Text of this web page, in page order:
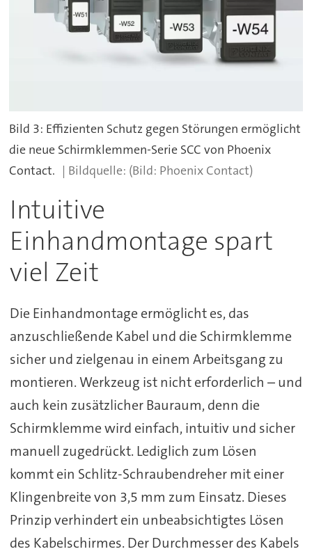
Bild 3: Effizienten Schutz gegen Störungen ermöglicht
die neue Schirmklemmen-Serie SCC von Phoenix
Contact.
(Bild: Phoenix Contact)
Intuitive
Einhandmontage spart
viel Zeit
Die Einhandmontage ermöglicht es, das
anzuschließende Kabel und die Schirmklemme
sicher und zielgenau in einem Arbeitsgang zu
montieren. Werkzeug ist nicht erforderlich – und
auch kein zusätzlicher Bauraum, denn die
Schirmklemme wird einfach, intuitiv und sicher
manuell zugedrückt. Lediglich zum Lösen
kommt ein Schlitz-Schraubendreher mit einer
Klingenbreite von 3,5 mm zum Einsatz. Dieses
Prinzip verhindert ein unbeabsichtigtes Lösen
des Kabelschirmes. Der Durchmesser des Kabels